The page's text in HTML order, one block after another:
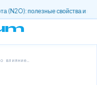
полезные свойства и
влияние…